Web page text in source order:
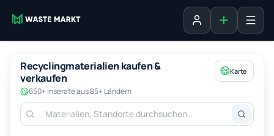
AnmeldenInserat
Recyclingmaterialien kaufen &
verkaufen
650+ Inserate aus 85+ Ländern
Karte